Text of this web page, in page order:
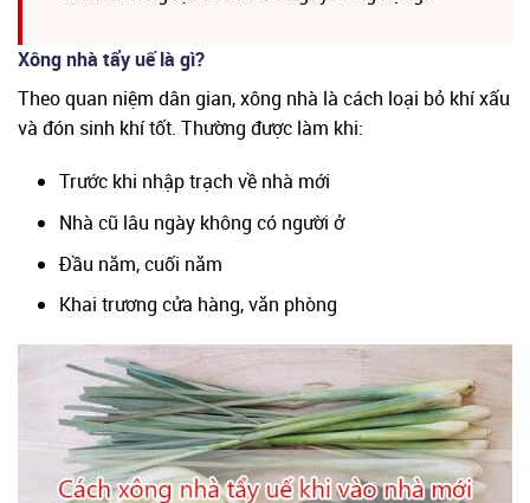
Xông nhà tẩy uế là gì?
Theo quan niệm dân gian, xông nhà là cách loại bỏ khí xấu
và đón sinh khí tốt. Thường được làm khi:
Trước khi nhập trạch về nhà mới
Nhà cũ lâu ngày không có người ở
Đầu năm, cuối năm
Khai trương cửa hàng, văn phòng